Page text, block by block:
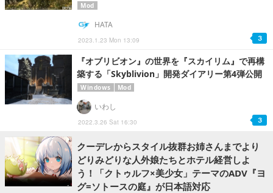
Mod
2023.1.23 Mon 13:09
HATA
3
『オブリビオン』の世界を『スカイリム』で再構
築する「Skyblivion」開発ダイアリー第4弾公開
Windows Mod
2022.3.26 Sat 16:30
いわし
3
クーデレからスタイル抜群お姉さんまでより
どりみどりな人外娘たちとホテル経営しよ
う！「クトゥルフ×美少女」テーマのADV『ヨ
グ=ソトースの庭』が日本語対応